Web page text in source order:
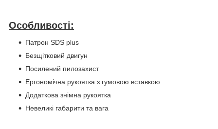
Особливості:
Патрон SDS plus
Безщітковий двигун
Посилений пилозахист
Ергономічна рукоятка з гумовою вставкою
Додаткова знімна рукоятка
Невеликі габарити та вага